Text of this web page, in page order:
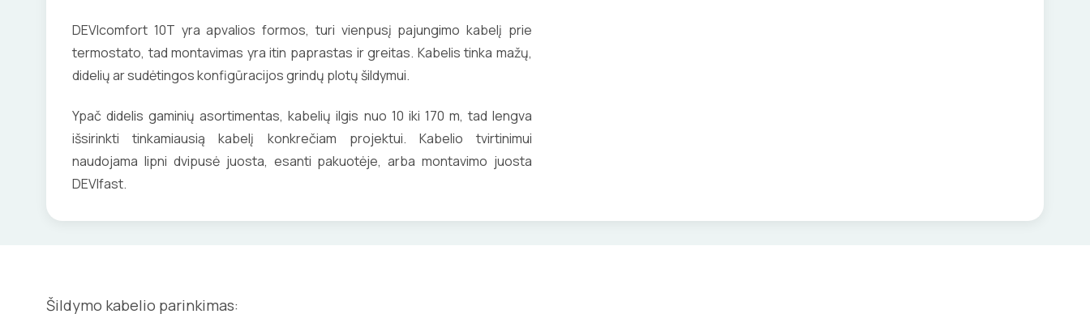
DEVIcomfort 10T yra apvalios formos, turi vienpusį pajungimo kabelį prie
termostato, tad montavimas yra itin paprastas ir greitas. Kabelis tinka mažų,
didelių ar sudėtingos konfigūracijos grindų plotų šildymui.
Ypač didelis gaminių asortimentas, kabelių ilgis nuo 10 iki 170 m, tad lengva
išsirinkti tinkamiausią kabelį konkrečiam projektui. Kabelio tvirtinimui
naudojama lipni dvipusė juosta, esanti pakuotėje, arba montavimo juosta
DEVIfast.
Šildymo kabelio parinkimas: